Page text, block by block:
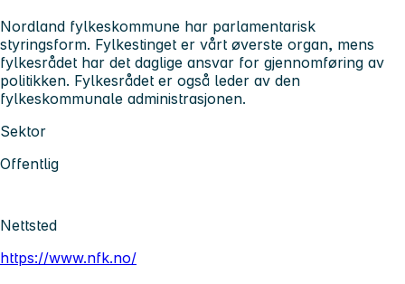
Nordland fylkeskommune har parlamentarisk
styringsform. Fylkestinget er vårt øverste organ, mens
fylkesrådet har det daglige ansvar for gjennomføring av
politikken. Fylkesrådet er også leder av den
fylkeskommunale administrasjonen.
Sektor
Offentlig
Nettsted
https://www.nfk.no/